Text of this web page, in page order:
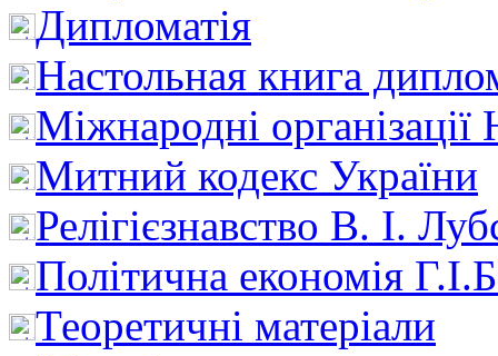
Дипломатія
Настольная книга
Міжнародні
Митний кодекс України
Релігієзнавство В. І.
Політична економія
Теоретичні матеріали